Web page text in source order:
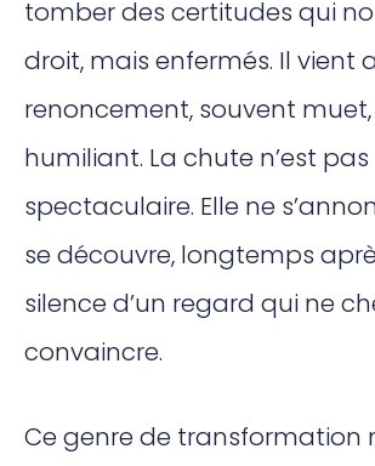
tomber des certitudes qui
droit, mais enfermés. Il vient
renoncement, souvent
humiliant. La chute n’est pas
spectaculaire. Elle ne
se découvre, longtemps
silence d’un regard qui ne
convaincre.
Ce genre de transformation